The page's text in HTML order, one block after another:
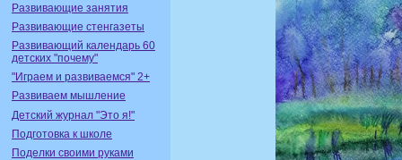
Развивающие занятия
Развивающие стенгазеты
Развивающий календарь 60
детских "почему"
"Играем и развиваемся" 2+
Развиваем мышление
Детский журнал "Это я!"
Подготовка к школе
Поделки своими руками